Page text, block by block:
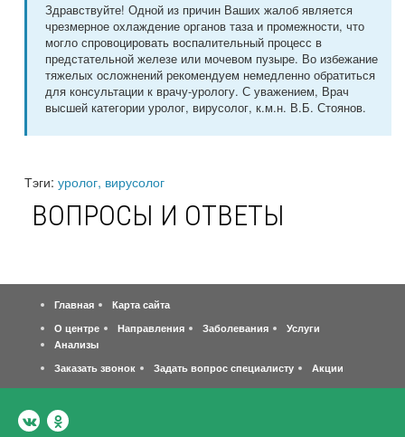
Здравствуйте! Одной из причин Ваших жалоб является
чрезмерное охлаждение органов таза и промежности, что
могло спровоцировать воспалительный процесс в
предстательной железе или мочевом пузыре. Во избежание
тяжелых осложнений рекомендуем немедленно обратиться
для консультации к врачу-урологу. С уважением, Врач
высшей категории уролог, вирусолог, к.м.н. В.Б. Стоянов.
Тэги: уролог, вирусолог
ВОПРОСЫ И ОТВЕТЫ
Главная
Карта сайта
О центре
Направления Заболевания
Услуги
Анализы
Заказать звонок
Задать вопрос специалисту Акции